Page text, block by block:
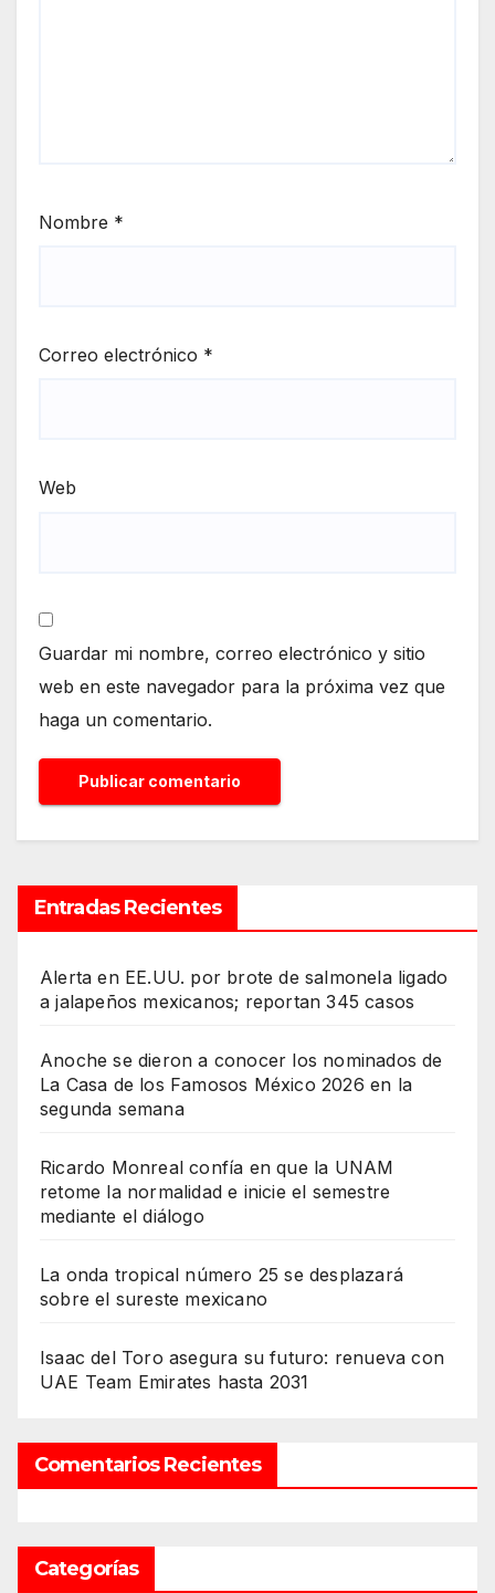
Nombre *
Correo electrónico *
Web
Guardar mi nombre, correo electrónico y sitio
web en este navegador para la próxima vez que
haga un comentario.
Entradas Recientes
Alerta en EE.UU. por brote de salmonela ligado
a jalapeños mexicanos; reportan 345 casos
Anoche se dieron a conocer los nominados de
La Casa de los Famosos México 2026 en la
segunda semana
Ricardo Monreal confía en que la UNAM
retome la normalidad e inicie el semestre
mediante el diálogo
La onda tropical número 25 se desplazará
sobre el sureste mexicano
Isaac del Toro asegura su futuro: renueva con
UAE Team Emirates hasta 2031
Comentarios Recientes
Categorías